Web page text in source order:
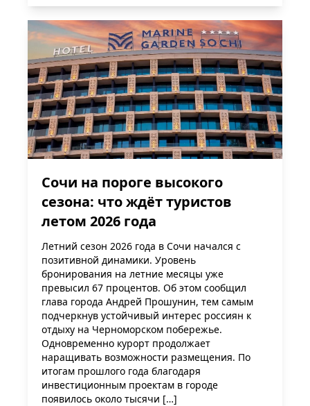
Сочи на пороге высокого
сезона: что ждёт туристов
летом 2026 года
Летний сезон 2026 года в Сочи начался с
позитивной динамики. Уровень
бронирования на летние месяцы уже
превысил 67 процентов. Об этом сообщил
глава города Андрей Прошунин, тем самым
подчеркнув устойчивый интерес россиян к
отдыху на Черноморском побережье.
Одновременно курорт продолжает
наращивать возможности размещения. По
итогам прошлого года благодаря
инвестиционным проектам в городе
появилось около тысячи […]